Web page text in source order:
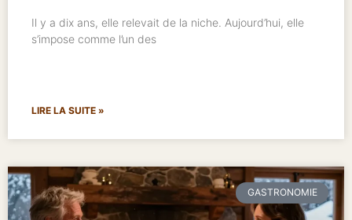
Il y a dix ans, elle relevait de la niche. Aujourd’hui, elle
s’impose comme l’un des
LIRE LA SUITE »
GASTRONOMIE